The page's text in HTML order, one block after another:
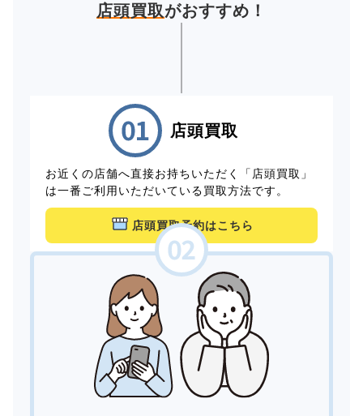
店頭買取がおすすめ！
店頭買取
お近くの店舗へ直接お持ちいただく「店頭買取」
は一番ご利用いただいている買取方法です。
店頭買取予約はこちら